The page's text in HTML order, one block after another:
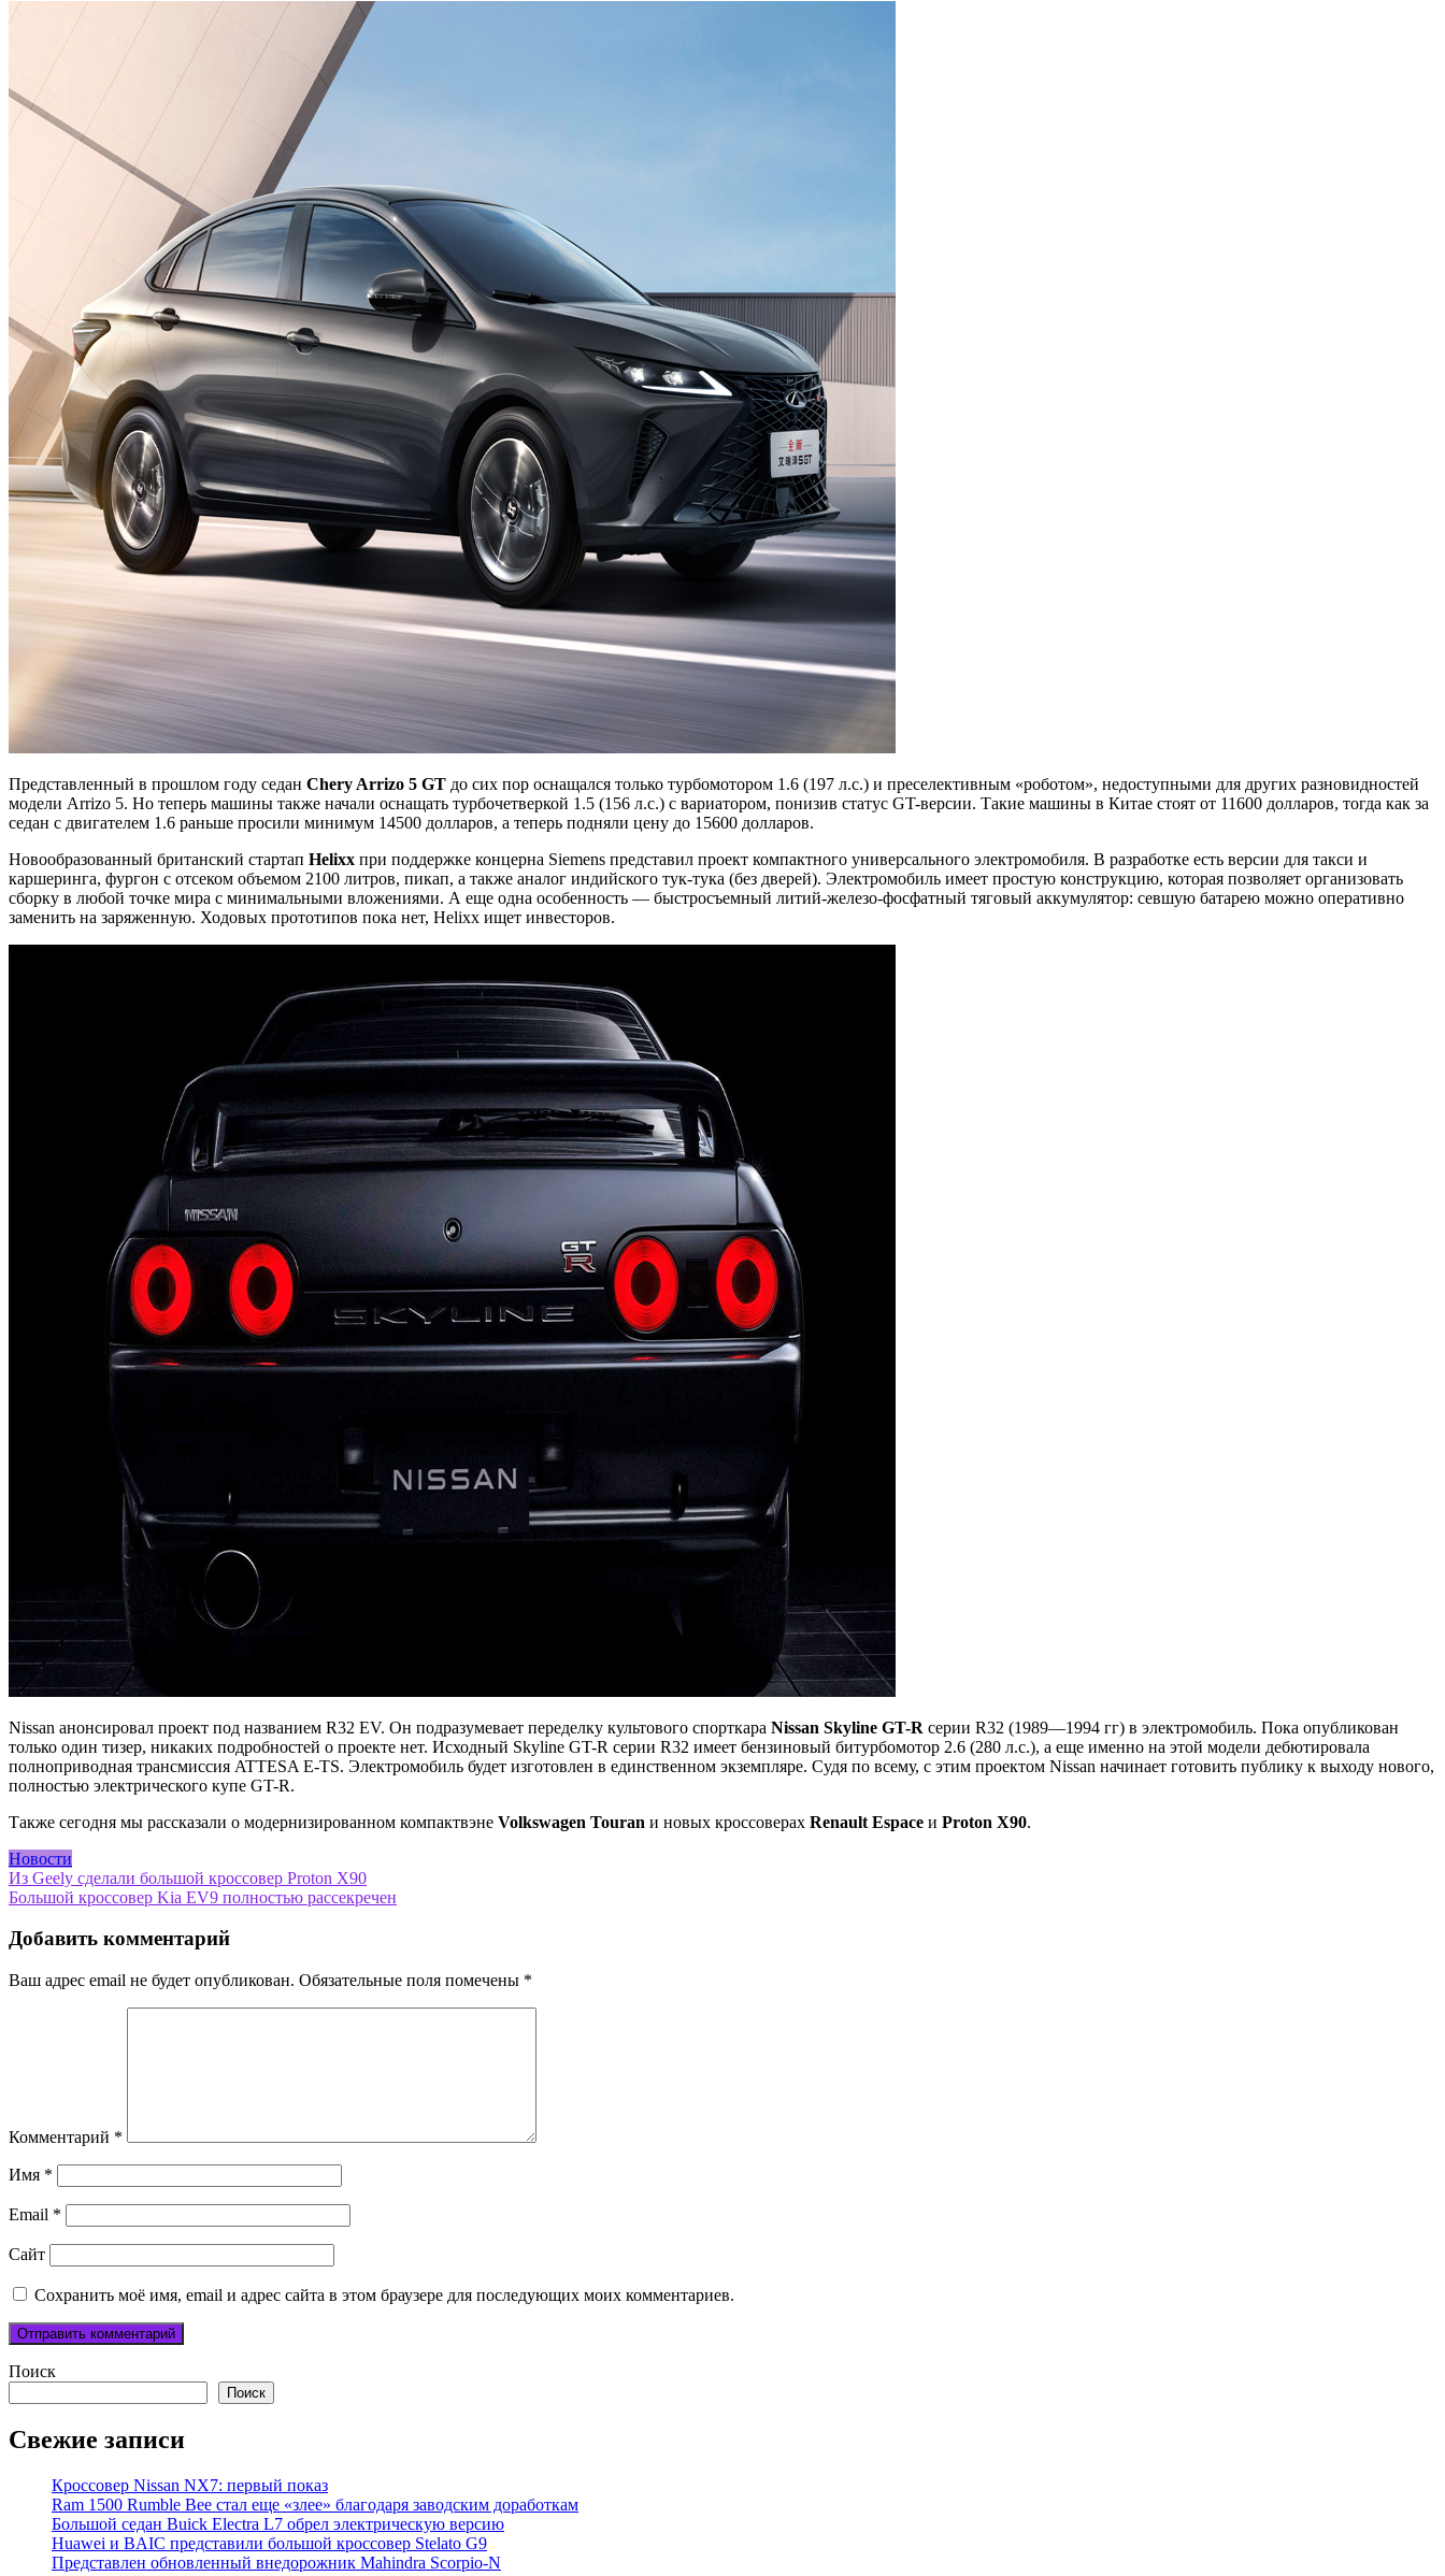
Представленный в прошлом году седан Chery Arrizo 5 GT до сих пор оснащался только турбомотором 1.6 (197 л.с.) и преселективным «роботом», недоступными для других разновидностей
модели Arrizo 5. Но теперь машины также начали оснащать турбочетверкой 1.5 (156 л.с.) с вариатором, понизив статус GT-версии. Такие машины в Китае стоят от 11600 долларов, тогда как за
седан с двигателем 1.6 раньше просили минимум 14500 долларов, а теперь подняли цену до 15600 долларов.
Новообразованный британский стартап Helixx при поддержке концерна Siemens представил проект компактного универсального электромобиля. В разработке есть версии для такси и
каршеринга, фургон с отсеком объемом 2100 литров, пикап, а также аналог индийского тук-тука (без дверей). Электромобиль имеет простую конструкцию, которая позволяет организовать
сборку в любой точке мира с минимальными вложениями. А еще одна особенность — быстросъемный литий-железо-фосфатный тяговый аккумулятор: севшую батарею можно оперативно
заменить на заряженную. Ходовых прототипов пока нет, Helixx ищет инвесторов.
Nissan анонсировал проект под названием R32 EV. Он подразумевает переделку культового спорткара Nissan Skyline GT-R серии R32 (1989—1994 гг) в электромобиль. Пока опубликован
только один тизер, никаких подробностей о проекте нет. Исходный Skyline GT-R серии R32 имеет бензиновый битурбомотор 2.6 (280 л.с.), а еще именно на этой модели дебютировала
полноприводная трансмиссия ATTESA E-TS. Электромобиль будет изготовлен в единственном экземпляре. Судя по всему, с этим проектом Nissan начинает готовить публику к выходу нового,
полностью электрического купе GT-R.
Также сегодня мы рассказали о модернизированном компактвэне Volkswagen Touran и новых кроссоверах Renault Espace и Proton X90.
Новости
Навигация
по
записям
Из Geely сделали большой кроссовер Proton X90
Большой кроссовер Kia EV9 полностью рассекречен
Добавить комментарий
Ваш адрес email не будет опубликован. Обязательные поля помечены *
Комментарий *
Имя *
Email *
Сайт
Сохранить моё имя, email и адрес сайта в этом браузере для последующих моих комментариев.
Поиск
Поиск
Свежие записи
Кроссовер Nissan NX7: первый показ
Ram 1500 Rumble Bee стал еще «злее» благодаря заводским доработкам
Большой седан Buick Electra L7 обрел электрическую версию
Huawei и BAIC представили большой кроссовер Stelato G9
Представлен обновленный внедорожник Mahindra Scorpio-N